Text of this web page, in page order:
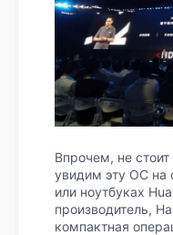
Впрочем, не
увидим эту ОС на
или ноутбуках
производитель,
компактная